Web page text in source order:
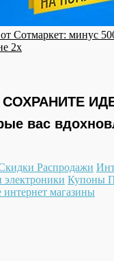
Сотмаркет: минус
2х
вас
Распродажи
Купоны
интернет магазины